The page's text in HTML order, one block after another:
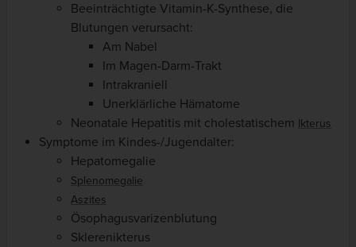
Beeinträchtigte Vitamin-K-Synthese, die
Blutungen verursacht:
Am Nabel
Im Magen-Darm-Trakt
Intrakraniell
Unerklärliche Hämatome
Neonatale Hepatitis mit cholestatischem Ikterus
Symptome im Kindes-/Jugendalter:
Hepatomegalie
Splenomegalie
Aszites
Ösophagusvarizenblutung
Sklerenikterus